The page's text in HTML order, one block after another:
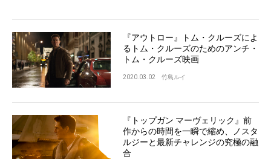
『アウトロー』トム・クルーズによ
るトム・クルーズのためのアンチ・
トム・クルーズ映画
2020.03.02 竹島ルイ
『トップガン マーヴェリック』前
作からの時間を一瞬で縮め、ノスタ
ルジーと最新チャレンジの究極の融
合